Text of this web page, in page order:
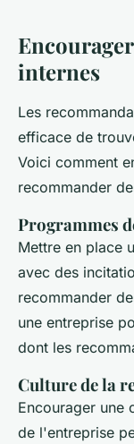
internes
Les
efficace de
Voici comment
recommander
Programmes
Mettre en place
avec des
recommander
une entreprise
dont les
Culture de la
Encourager une
de l'entreprise